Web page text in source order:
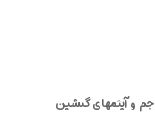
و آیتمهای گنشین